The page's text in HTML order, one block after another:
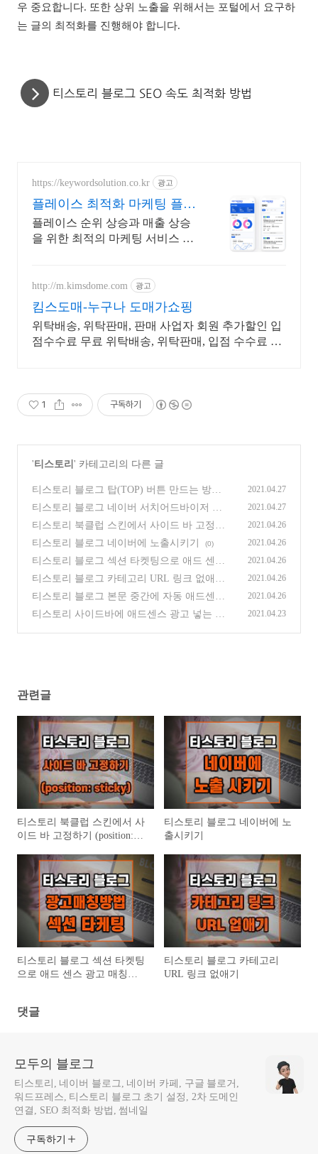
우 중요합니다. 또한 상위 노출을 위해서는 포털에서 요구하
는 글의 최적화를 진행해야 합니다.
티스토리 블로그 SEO 속도 최적화 방법
https://keywordsolution.co.kr 광고
플레이스 최적화 마케팅 플레
이스 순위 광고 전문
플레이스 순위 상승과 매출 상승
을 위한 최적의 마케팅 서비스 지
http://m.kimsdome.com 광고
킴스도매-누구나 도매가쇼핑
위탁배송, 위탁판매, 판매 사업자 회원 추가할인 입
점수수료 무료 위탁배송, 위탁판매, 입점 수수료 무
1 구독하기
'티스토리 ' 카테고리의 다른 글
티스토리 블로그 탑(TOP) 버튼 만드는 방법
(북클럽 스킨)
(0)
2021.04.27
티스토리 블로그 네이버 서치어드바이저 사
이트 최적화 - HTML 구조 오류
(0)
2021.04.27
티스토리 북클럽 스킨에서 사이드 바 고정하
기 (position: sticky)
(0)
2021.04.26
티스토리 블로그 네이버에 노출시키기 (0) 2021.04.26
티스토리 블로그 섹션 타켓팅으로 애드 센스
광고 매칭시키는 방법 (북클럽 스킨)
(0)
2021.04.26
티스토리 블로그 카테고리 URL 링크 없애기
(0)
2021.04.26
티스토리 블로그 본문 중간에 자동 애드센스
광고 코드 넣기 (북클럽)
(0)
2021.04.26
티스토리 사이드바에 애드센스 광고 넣는 방
2021.04.23
관련글
티스토리 북클럽 스킨에서 사
이드 바 고정하기 (position:
티스토리 블로그 네이버에 노
출시키기
티스토리 블로그 섹션 타켓팅
으로 애드 센스 광고 매칭시
티스토리 블로그 카테고리
URL 링크 없애기
댓글
모두의 블로그
티스토리, 네이버 블로그, 네이버 카페, 구글 블로거,
워드프레스, 티스토리 블로그 초기 설정, 2차 도메인
연결, SEO 최적화 방법, 썸네일
구독하기